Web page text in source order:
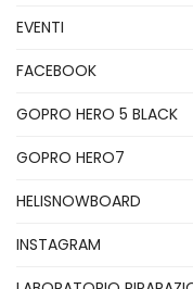
EVENTI
FACEBOOK
GOPRO HERO 5 BLACK
GOPRO HERO7
HELISNOWBOARD
INSTAGRAM